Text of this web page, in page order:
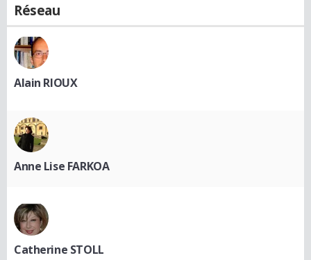
Réseau
Alain RIOUX
Anne Lise FARKOA
Catherine STOLL